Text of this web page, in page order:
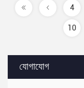
যোগাযোগ
4
10